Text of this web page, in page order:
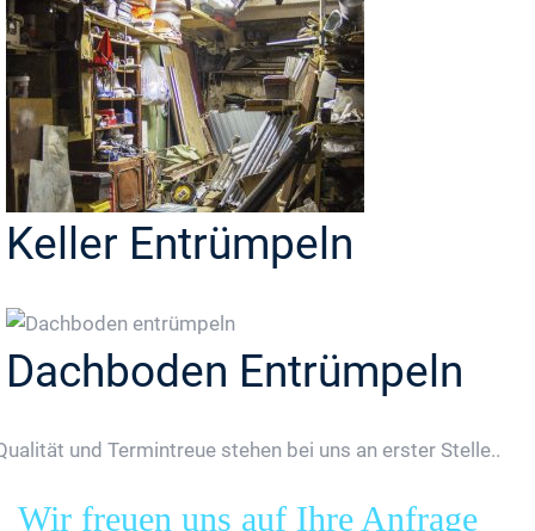
Keller Entrümpeln
Dachboden Entrümpeln
und Termintreue stehen bei uns an erster Stelle..
Wir freuen uns auf Ihre Anfrage